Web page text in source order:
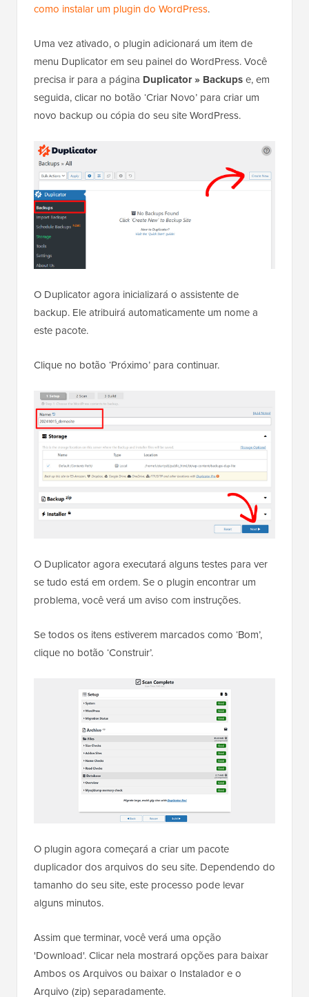
como instalar um plugin do WordPress.
Uma vez ativado, o plugin adicionará um item de
menu Duplicator em seu painel do WordPress. Você
precisa ir para a página Duplicator » Backupse, em
seguida, clicar no botão ‘Criar Novo’ para criar um
novo backup ou cópia do seu site WordPress.
O Duplicator agora inicializará o assistente de
backup. Ele atribuirá automaticamente um nome a
este pacote.
Clique no botão ‘Próximo’ para continuar.
O Duplicator agora executará alguns testes para ver
se tudo está em ordem. Se o plugin encontrar um
problema, você verá um aviso com instruções.
Se todos os itens estiverem marcados como ‘Bom’,
clique no botão ‘Construir’.
O plugin agora começará a criar um pacote
duplicador dos arquivos do seu site. Dependendo do
tamanho do seu site, este processo pode levar
alguns minutos.
Assim que terminar, você verá uma opção
'Download'. Clicar nela mostrará opções para baixar
Ambos os Arquivos ou baixar o Instalador e o
Arquivo (zip) separadamente.